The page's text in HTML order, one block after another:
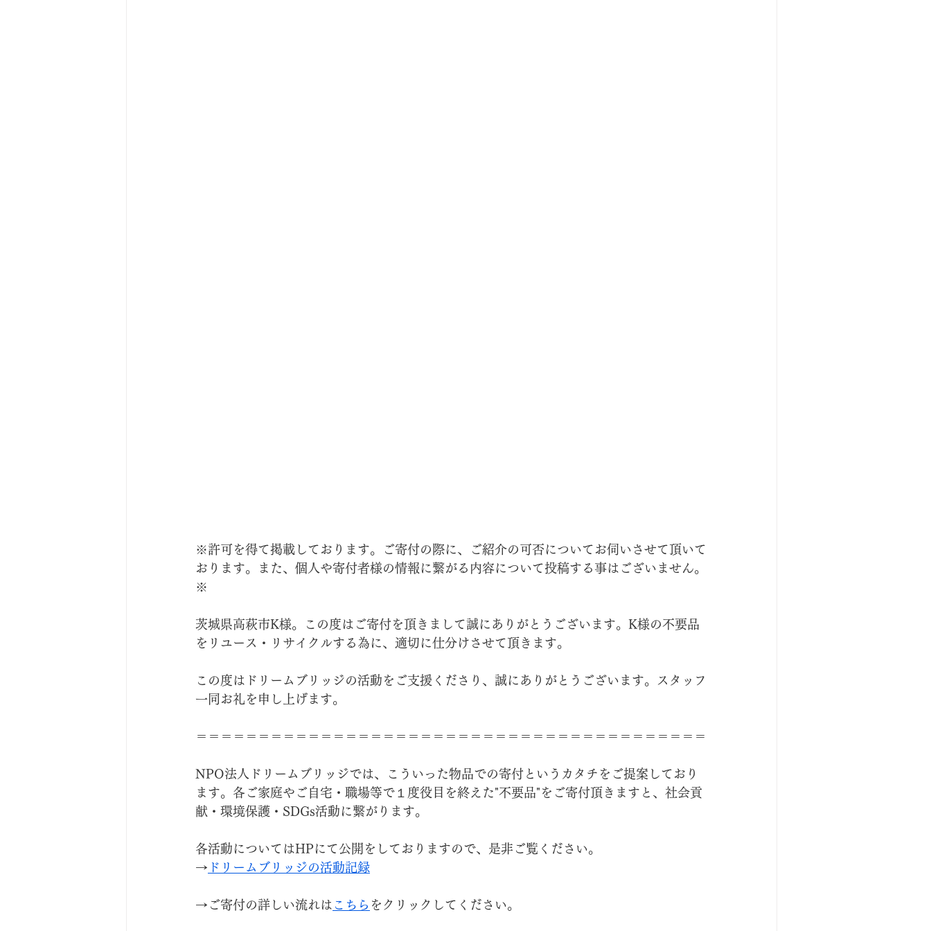
※許可を得て掲載しております。ご寄付の際に、ご紹介の可否についてお伺いさせて頂いて
おります。また、個人や寄付者様の情報に繋がる内容について投稿する事はございません。
※
茨城県高萩市K様。この度はご寄付を頂きまして誠にありがとうございます。K様の不要品
をリユース・リサイクルする為に、適切に仕分けさせて頂きます。
この度はドリームブリッジの活動をご支援くださり、誠にありがとうございます。スタッフ
一同お礼を申し上げます。
＝＝＝＝＝＝＝＝＝＝＝＝＝＝＝＝＝＝＝＝＝＝＝＝＝＝＝＝＝＝＝＝＝＝＝＝＝＝＝＝＝
NPO法人ドリームブリッジでは、こういった物品での寄付というカタチをご提案しており
ます。各ご家庭やご自宅・職場等で１度役目を終えた"不要品"をご寄付頂きますと、社会貢
献・環境保護・SDGs活動に繋がります。
各活動についてはHPにて公開をしておりますので、是非ご覧ください。
→ ドリームブリッジの活動記録
→ご寄付の詳しい流れは こちら をクリックしてください。